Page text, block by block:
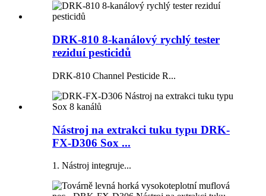
DRK-810 8-kanálový rychlý tester
reziduí pesticidů
DRK-810 Channel Pesticide R...
Nástroj na extrakci tuku typu DRK-
FX-D306 Sox ...
1. Nástroj integruje...